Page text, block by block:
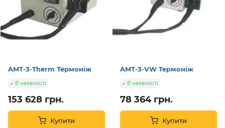
AMT-3-Therm Термоніж
В наявності
153 628 грн.
Купити
AMT-3-VW Термоніж
В наявності
78 364 грн.
Купити